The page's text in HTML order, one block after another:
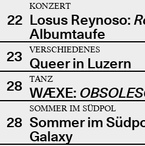
22
KONZERT
Losus Reynoso:
Albumtaufe
23
VERSCHIEDENES
Queer in Luzern
28
TANZ
WÆXE:
28
SOMMER IM SÜDPOL
Sommer im
Galaxy